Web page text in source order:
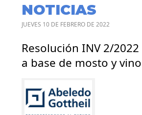
NOTICIAS
JUEVES 10 DE FEBRERO DE 2022
Resolución INV 2/
a base de mosto y vino